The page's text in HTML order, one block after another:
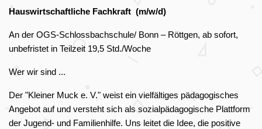
Hauswirtschaftliche Fachkraft (m/w/d)
An der OGS-Schlossbachschule/ Bonn – Röttgen, ab sofort,
unbefristet in Teilzeit 19,5 Std./Woche
Wer wir sind ...
Der "Kleiner Muck e. V." weist ein vielfältiges pädagogisches
Angebot auf und versteht sich als sozial­pädagogische Plattform
der Jugend- und Familienhilfe. Uns leitet die Idee, die positive